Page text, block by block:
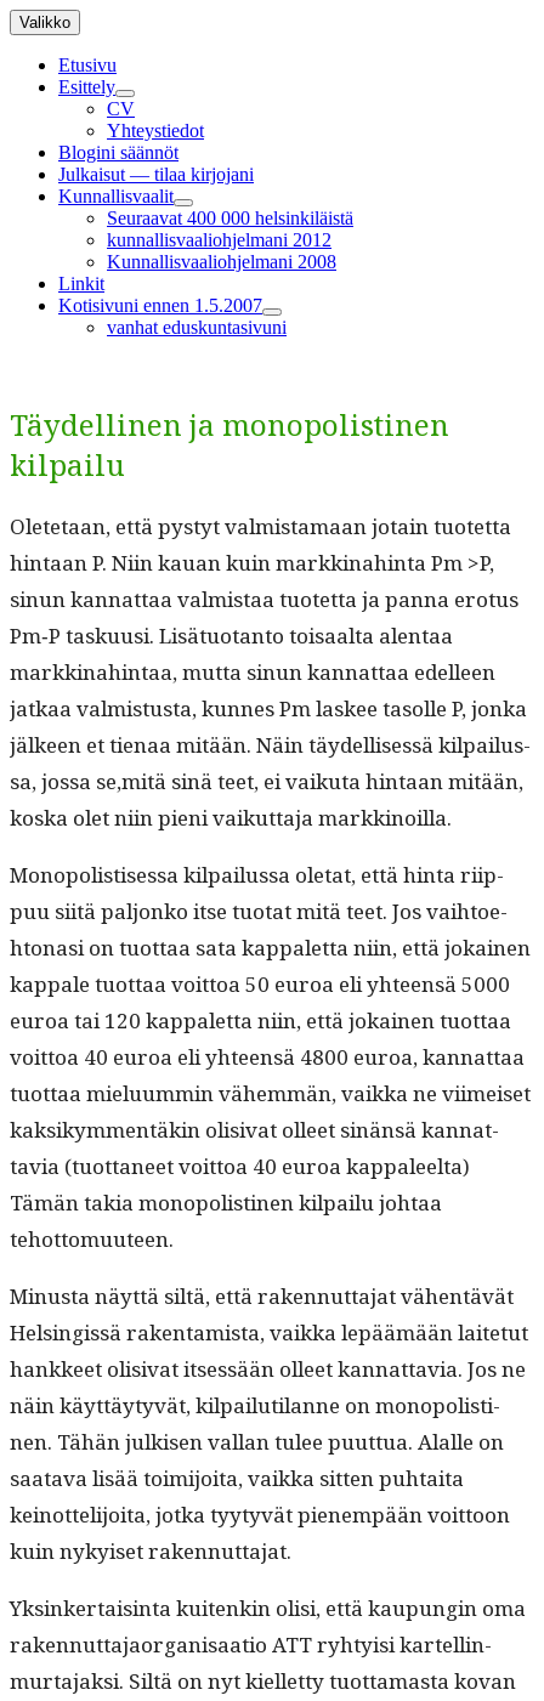
Siirry
sisältöön
Valikko
Etusivu
Esittely
näytä
alavalikko
CV
Yhteystiedot
Blogini säännöt
Julkaisut — tilaa kirjojani
Kunnallisvaalit
näytä
alavalikko
Seuraavat 400 000 helsinkiläistä
kunnallisvaaliohjelmani 2012
Kunnallisvaaliohjelmani 2008
Linkit
Kotisivuni ennen 1.5.2007
näytä
alavalikko
vanhat eduskuntasivuni
Täydellinen ja monopolistinen
kilpailu
Olete­taan, että pystyt valmis­ta­maan jotain tuotet­ta
hin­taan P. Niin kauan kuin markki­nahin­ta Pm >P,
sin­un kan­nat­taa valmis­taa tuotet­ta ja pan­na ero­tus
Pm‑P tasku­usi. Lisä­tuotan­to toisaal­ta alen­taa
markki­nahin­taa, mut­ta sin­un kan­nat­taa edelleen
jatkaa valmis­tus­ta, kunnes Pm las­kee tasolle P, jon­ka
jäl­keen et tien­aa mitään. Näin täy­del­lisessä kil­pailus­
sa, jos­sa se,mitä sinä teet, ei vaiku­ta hin­taan mitään,
kos­ka olet niin pieni vaikut­ta­ja markkinoilla.
Monop­o­lis­tises­sa kil­pailus­sa ole­tat, että hin­ta riip­
puu siitä paljonko itse tuo­tat mitä teet. Jos vai­h­toe­
htonasi on tuot­taa sata kap­palet­ta niin, että jokainen
kap­pale tuot­taa voit­toa 50 euroa eli yhteen­sä 5000
euroa tai 120 kap­palet­ta niin, että jokainen tuot­taa
voit­toa 40 euroa eli yhteen­sä 4800 euroa, kan­nat­taa
tuot­taa mielu­um­min vähem­män, vaik­ka ne viimeiset
kak­sikym­men­täkin oli­si­vat olleet sinän­sä kan­nat­
tavia (tuot­ta­neet voit­toa 40 euroa kap­paleelta)
Tämän takia monop­o­listi­nen kil­pailu johtaa
tehottomuuteen.
Minus­ta näyt­tä siltä, että raken­nut­ta­jat vähen­tävät
Helsingis­sä rak­en­tamista, vaik­ka lep­äämään laite­tut
han­kkeet oli­si­vat itsessään olleet kan­nat­tavia. Jos ne
näin käyt­täy­tyvät, kil­pailu­ti­lanne on monop­o­listi­
nen. Tähän julkisen val­lan tulee puut­tua. Alalle on
saata­va lisää toim­i­joi­ta, vaik­ka sit­ten puh­tai­ta
keinot­telijoi­ta, jot­ka tyy­tyvät pienem­pään voit­toon
kuin nykyiset rakennuttajat.
Yksinker­tais­in­ta kuitenkin olisi, että kaupun­gin oma
raken­nut­ta­jaor­gan­isaa­tio ATT ryhty­isi kartellin­
mur­ta­jak­si. Siltä on nyt kiel­let­ty tuot­ta­mas­ta kovan